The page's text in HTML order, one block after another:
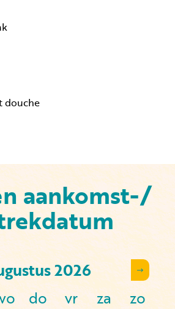
douche
aankomst-/
2026
do vr za
zo